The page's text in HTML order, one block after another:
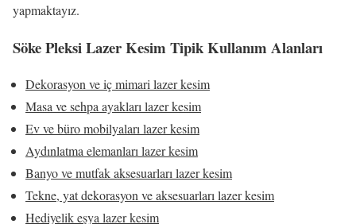
yapmaktayız.
Söke Pleksi Lazer Kesim Tipik Kullanım Alanları
Dekorasyon ve iç mimari lazer kesim
Masa ve sehpa ayakları lazer kesim
Ev ve büro mobilyaları lazer kesim
Aydınlatma elemanları lazer kesim
Banyo ve mutfak aksesuarları lazer kesim
Tekne, yat dekorasyon ve aksesuarları lazer kesim
Hediyelik eşya lazer kesim